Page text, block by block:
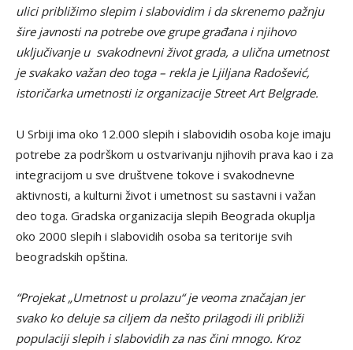
ulici približimo slepim i slabovidim i da skrenemo pažnju
šire javnosti na potrebe ove grupe građana i njihovo
uključivanje u svakodnevni život grada, a ulična umetnost
je svakako važan deo toga – rekla je Ljiljana Radošević,
istoričarka umetnosti iz organizacije Street Art Belgrade.
U Srbiji ima oko 12.000 slepih i slabovidih osoba koje imaju
potrebe za podrškom u ostvarivanju njihovih prava kao i za
integracijom u sve društvene tokove i svakodnevne
aktivnosti, a kulturni život i umetnost su sastavni i važan
deo toga. Gradska organizacija slepih Beograda okuplja
oko 2000 slepih i slabovidih osoba sa teritorije svih
beogradskih opština.
“Projekat „Umetnost u prolazu“ je veoma značajan jer
svako ko deluje sa ciljem da nešto prilagodi ili približi
populaciji slepih i slabovidih za nas čini mnogo. Kroz